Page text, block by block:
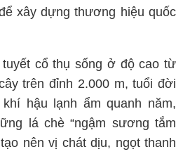
xây dựng thương hiệu quốc
cổ thụ sống ở độ cao từ
trên đỉnh 2.000 m, tuổi đời
hậu lạnh ẩm quanh năm,
lá chè “ngậm sương tắm
nên vị chát dịu, ngọt thanh